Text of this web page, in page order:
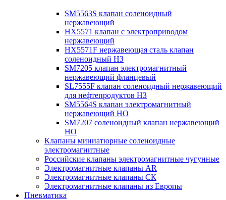
SM5563S клапан соленоидный
нержавеющий
HX5571 клапан с электроприводом
нержавеющий
HX5571F нержавеющая сталь клапан
соленоидный НЗ
SM7205 клапан электромагнитный
нержавеющий фланцевый
SL7555F клапан соленоидный нержавеющий
для нефтепродуктов НЗ
SM5564S клапан электромагнитный
нержавеющий НО
SM7207 соленоидный клапан нержавеющий
НО
Клапаны миниатюрные соленоидные
электромагнитные
Российские клапаны электромагнитные чугунные
Электромагнитные клапаны AR
Электромагнитные клапаны СК
Электромагнитные клапаны из Европы
Пневматика